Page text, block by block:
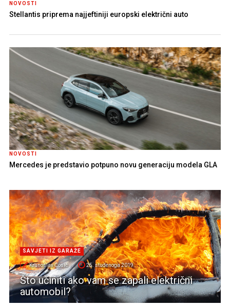
NOVOSTI
Stellantis priprema najjeftiniji europski električni auto
NOVOSTI
Mercedes je predstavio potpuno novu generaciju modela GLA
SAVJETI IZ GARAŽE
Krunoslav Ćosić 25. studenoga 2019.
Što učiniti ako vam se zapali električni
automobil?